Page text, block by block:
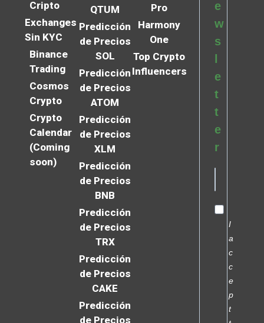
Cripto
Exchanges
Sin KYC
Binance
Trading
Cosmos
Crypto
Crypto
Calendar
(Coming
soon)
QTUM
Predicción
de Precios
SOL
Predicción
de Precios
ATOM
Predicción
de Precios
XLM
Predicción
de Precios
BNB
Predicción
de Precios
TRX
Predicción
de Precios
CAKE
Predicción
de Precios
Pro
Harmony
One
Top Crypto
Influencers
e
w
s
e
t
t
e
r
I
a
c
c
e
p
t